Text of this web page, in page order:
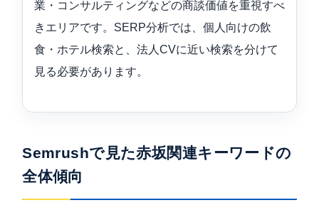
業・コンサルティングなどの商談価値を重視すべ
きエリアです。SERP分析では、個人向けの飲
食・ホテル検索と、法人CVに近い検索を分けて
見る必要があります。
Semrushで見た赤坂関連キーワードの
全体傾向